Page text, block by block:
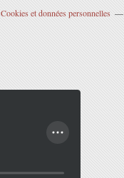
Cookies et données personnelles